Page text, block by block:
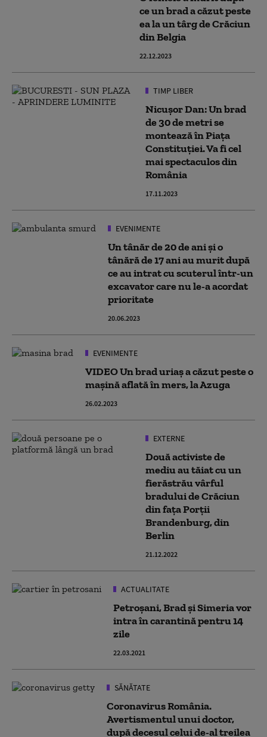
ce un brad a căzut peste
ea la un târg de Crăciun
din Belgia
22.12.2023
TIMP LIBER
Nicuşor Dan: Un brad
de 30 de metri se
montează în Piaţa
Constituţiei. Va fi cel
mai spectaculos din
România
17.11.2023
EVENIMENTE
Un tânăr de 20 de ani și o
tânără de 17 ani au murit după
ce au intrat cu scuterul într-un
excavator care nu le-a acordat
prioritate
20.06.2023
EVENIMENTE
VIDEO Un brad uriaș a căzut peste o
mașină aflată în mers, la Azuga
26.02.2023
EXTERNE
Două activiste de
mediu au tăiat cu un
fierăstrău vârful
bradului de Crăciun
din fața Porții
Brandenburg, din
Berlin
21.12.2022
ACTUALITATE
Petroşani, Brad şi Simeria vor
intra în carantină pentru 14
zile
22.03.2021
SĂNĂTATE
Coronavirus România.
Avertismentul unui doctor,
după decesul celui de-al treilea